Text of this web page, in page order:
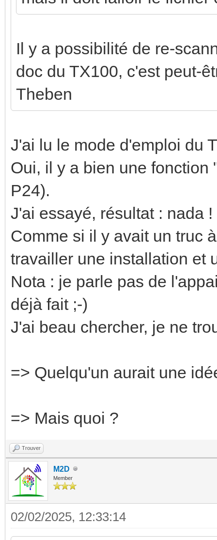
Il y a possibilité de re-
doc du TX100, c'est peut-
Theben
J'ai lu le mode d'emploi du
Oui, il y a bien une
P24).
J'ai essayé, résultat : nada !
Comme si il y avait un truc
travailler une installation et
Nota : je parle pas de
déjà fait ;-)
J'ai beau chercher, je ne
=> Quelqu'un aurait une
=> Mais quoi ?
Trouver
M2D
Member
02/02/2025, 12:33:14